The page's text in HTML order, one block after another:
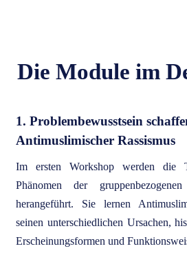
Die Module im
1. Problembewusstsein
Antimuslimischer Rassismus
Im ersten Workshop werden die
Phänomen der
herangeführt. Sie lernen
seinen unterschiedlichen Ursachen,
Erscheinungsformen und